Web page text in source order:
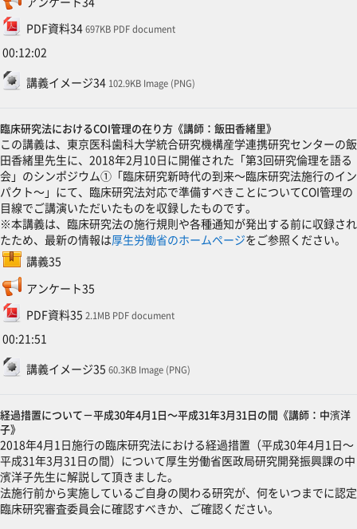
PDF資料34
ファイル697KB PDF document
00:12:02
講義イメージ34
ファイル102.9KB Image (PNG)
臨床研究法におけるCOI管理の在り方《講師：飯田香緒里》
この講義は、東京医科歯科大学統合研究機構産学連携研究センターの飯
田香緒里先生に、2018年2月10日に開催された「第3回研究倫理を語る
会」のシンポジウム①「臨床研究新時代の到来～臨床研究法施行のイン
パクト～」にて、臨床研究法対応で準備すべきことについてCOI管理の
目線でご講演いただいたものを収録したものです。
※本講義は、臨床研究法の施行規則や各種通知が発出する前に収録され
たため、最新の情報は厚生労働省のホームページをご参照ください。
講義35
SCORMパッケージ
アンケート35フィードバック
PDF資料35
ファイル2.1MB PDF document
00:21:51
講義イメージ35ファイル60.3KB Image (PNG)
経過措置について－平成30年4月1日～平成31年3月31日の間《講師：中濱洋
子》
2018年4月1日施行の臨床研究法における経過措置（平成30年4月1日～
平成31年3月31日の間）について厚生労働省医政局研究開発振興課の中
濱洋子先生に解説して頂きました。
法施行前から実施しているご自身の関わる研究が、何をいつまでに認定
臨床研究審査委員会に確認すべきか、ご確認ください。